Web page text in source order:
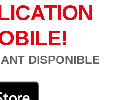
DISPONIBLE